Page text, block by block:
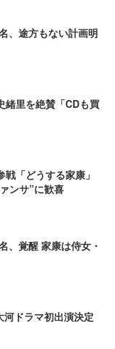
、途方もない計画明
緒里を絶賛「CDも買
「どうする家康」
ンサ”に歓喜
、覚醒 家康は侍女・
河ドラマ初出演決定